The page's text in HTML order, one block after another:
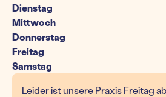
Dienstag
Mittwoch
Donnerstag
Freitag
Samstag
Leider ist unsere Praxis Freitag